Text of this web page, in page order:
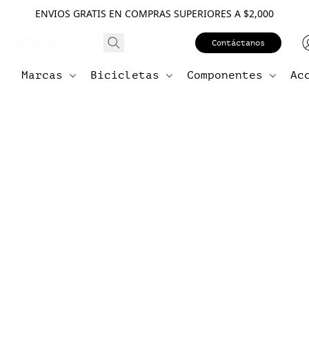
ENVIOS GRATIS EN COMPRAS SUPERIORES A $2,000
Contáctanos
Marcas Bicicletas Componentes